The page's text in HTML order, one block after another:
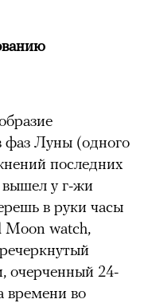
фаз Луны (одного
последних
у г-жи
в руки часы
Moon watch,
очерченный 24-
времени во